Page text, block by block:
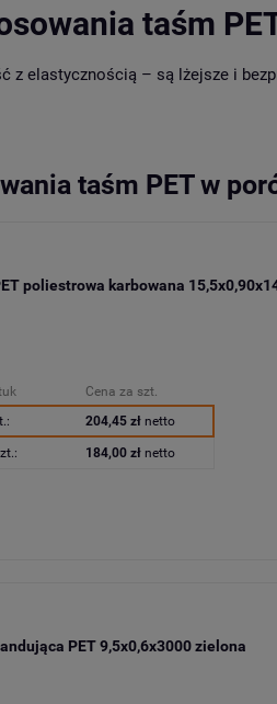
taśm
z elastycznością – są lżejsze i
taśm PET w
poliestrowa karbowana
Cena za szt.
204,45 zł netto
184,00 zł netto
PET 9,5x0,6x3000 zielona